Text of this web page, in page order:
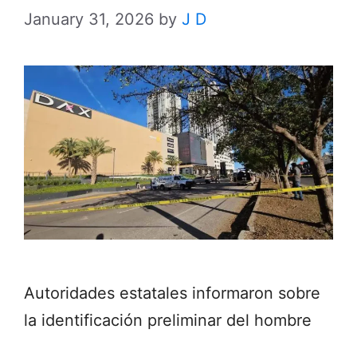
January 31, 2026 by J D
Autoridades estatales informaron sobre
la identificación preliminar del hombre